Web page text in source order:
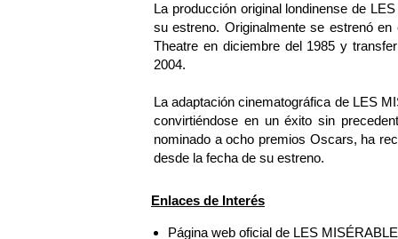
La producción original londinense de
su estreno. Originalmente se estrenó
Theatre en diciembre del 1985 y
2004.
La adaptación cinematográfica de LES
convirtiéndose en un éxito sin
nominado a ocho premios Oscars, ha
desde la fecha de su estreno.
Enlaces de Interés
Página web oficial de LES